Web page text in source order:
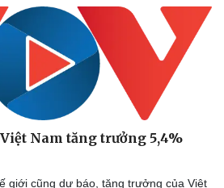
Nam tăng trưởng 5,4%
giới cũng dự báo, tăng trưởng của Việt